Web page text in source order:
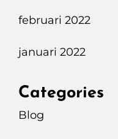
februari 2022
januari 2022
Categories
Blog